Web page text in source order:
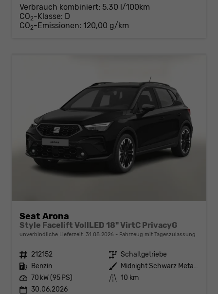
Verbrauch kombiniert: 5,30 l/100km
CO2-Klasse: D
CO2-Emissionen: 120,00 g/km
Seat Arona
Style Facelift VollLED 18" VirtC PrivacyG
unverbindliche Lieferzeit: 31.08.2026 Fahrzeug mit Tageszulassung
Fahrzeugnr. 212152 Getriebe Schaltgetriebe
Kraftstoff Benzin Außenfarbe
Midnight Schwarz Metallic
Leistung 70 kW (95 PS) Kilometerstand 10 km
30.06.2026